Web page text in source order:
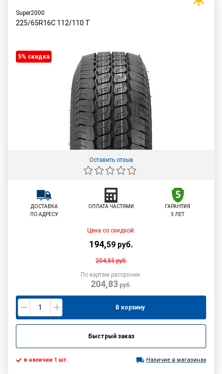
Super2000
225/65R16C 112/110 T
5% cкидка
Оставить отзыв
ДОСТАВКА
ПО АДРЕСУ
ОПЛАТА ЧАСТЯМИ
ГАРАНТИЯ
5 ЛЕТ
Цена со скидкой:
194,59 руб.
204,83руб.
По картам рассрочки:
204,83руб.
В корзину
Быстрый заказ
в наличии 1 шт. Наличие в магазинах